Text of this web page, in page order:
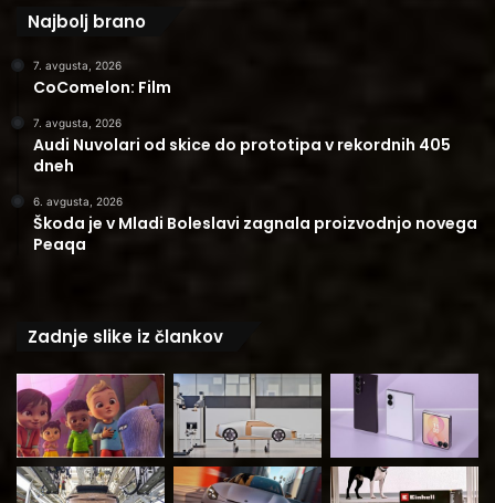
Najbolj brano
7. avgusta, 2026
CoComelon: Film
7. avgusta, 2026
Audi Nuvolari od skice do prototipa v rekordnih 405
dneh
6. avgusta, 2026
Škoda je v Mladi Boleslavi zagnala proizvodnjo novega
Peaqa
Zadnje slike iz člankov